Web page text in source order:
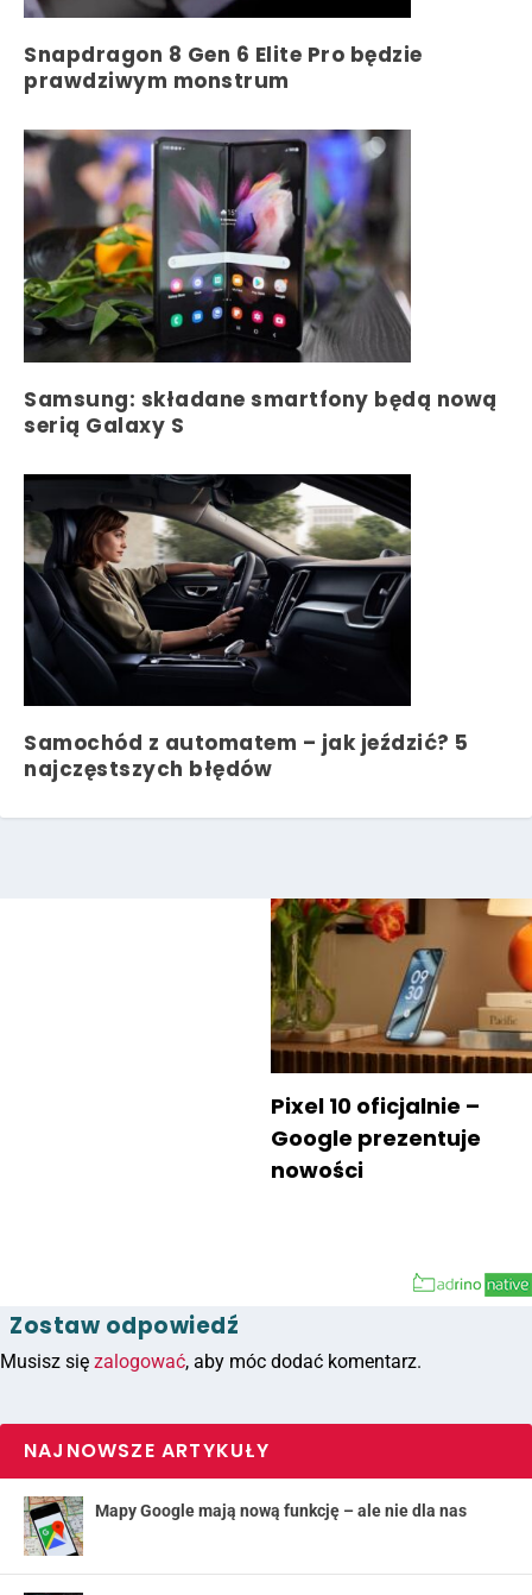
Snapdragon 8 Gen 6 Elite Pro będzie
prawdziwym monstrum
Samsung: składane smartfony będą nową
serią Galaxy S
Samochód z automatem – jak jeździć? 5
najczęstszych błędów
Pixel 10 oficjalnie –
Google prezentuje
nowości
Zostaw odpowiedź
Musisz się zalogować, aby móc dodać komentarz.
NAJNOWSZE ARTYKUŁY
Mapy Google mają nową funkcję – ale nie dla nas